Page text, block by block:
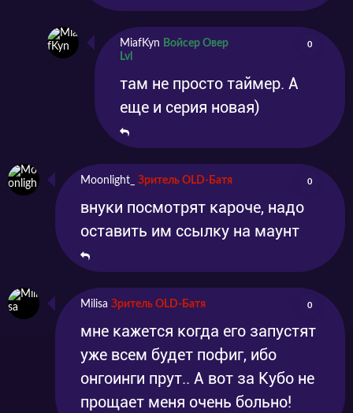
MiafKyn Войсер Овер
Lvl
0
там не просто таймер. А
еще и серия новая)
Moonlight_ Зритель OLD-Батя 0
внуки посмотрят кароче, надо
оставить им ссылку на маунт
Milisa Зритель OLD-Батя 0
мне кажется когда его запустят
уже всем будет пофиг, ибо
онгоинги прут.. А вот за Кубо не
прощает меня очень больно!